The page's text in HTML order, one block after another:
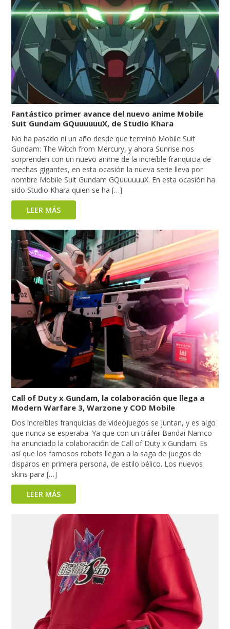
Fantástico primer avance del nuevo anime Mobile
Suit Gundam GQuuuuuuX, de Studio Khara
No ha pasado ni un año desde que terminó Mobile Suit
Gundam: The Witch from Mercury, y ahora Sunrise nos
sorprenden con un nuevo anime de la increíble franquicia de
mechas gigantes, en esta ocasión la nueva serie lleva por
nombre Mobile Suit Gundam GQuuuuuuX. En esta ocasión ha
sido Studio Khara quien se ha […]
LEER MÁS
Call of Duty x Gundam, la colaboración que llega a
Modern Warfare 3, Warzone y COD Mobile
Dos increíbles franquicias de videojuegos se juntan, y es algo
que nunca se esperaba. Ya que con un tráiler Bandai Namco
ha anunciado la colaboración de Call of Duty x Gundam. Es
así que los famosos robots llegan a la saga de juegos de
disparos en primera persona, de estilo bélico. Los nuevos
skins para […]
LEER MÁS